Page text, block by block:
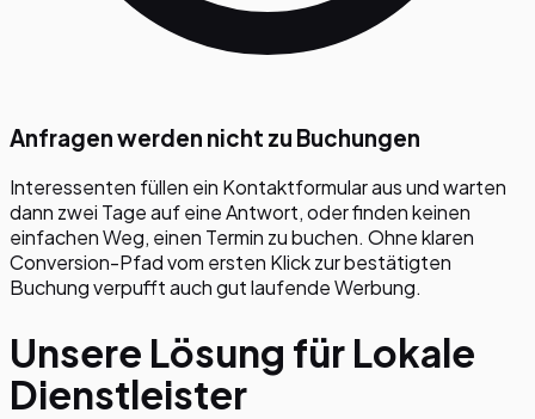
Anfragen werden nicht zu Buchungen
Interessenten füllen ein Kontaktformular aus und warten
dann zwei Tage auf eine Antwort, oder finden keinen
einfachen Weg, einen Termin zu buchen. Ohne klaren
Conversion-Pfad vom ersten Klick zur bestätigten
Buchung verpufft auch gut laufende Werbung.
Unsere Lösung für Lokale
Dienstleister